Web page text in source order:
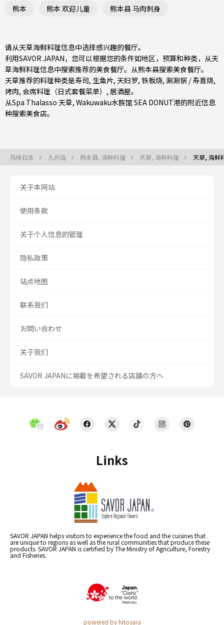
熊本 熊本 欢迎儿童 熊本县 马肉刺身
请从天草海鲜料理信息中选择感兴趣的餐厅。
利用SAVOR JAPAN，您可以根据您的条件如地区，预算和种类，从天
草海鲜料理信息中搜索推荐的美食餐厅。从熊本县搜索美食餐厅。
天草推荐的料理种类是寿司, 生鱼片, 天妇罗, 铁板烧, 涮涮锅 / 寿喜烧,
烤肉, 会席料理（日式套餐菜单） , 居酒屋。
从Spa Thalasso 天草, Wakuwaku水族馆 SEA DONUT港的附近信息
种搜索美食店。
风味日本 九州岛 熊本县, 海鲜料理 天草, 海鲜料理 天草, 海鲜
Links
SAVOR JAPAN helps visitors to experience the food and the cuisines that
are unique to regions as well as the rural communities that produce these
products. SAVOR JAPAN is certified by The Ministry of Agriculture, Forestry
and Fisheries.
powered by hitosara
关于本网站
使用条款
关于个人信息的管理
隐私政策
站点地图
联系我们
お問い合わせ
关于我们
SAVOR JAPANに掲載を希望される店舗の方へ